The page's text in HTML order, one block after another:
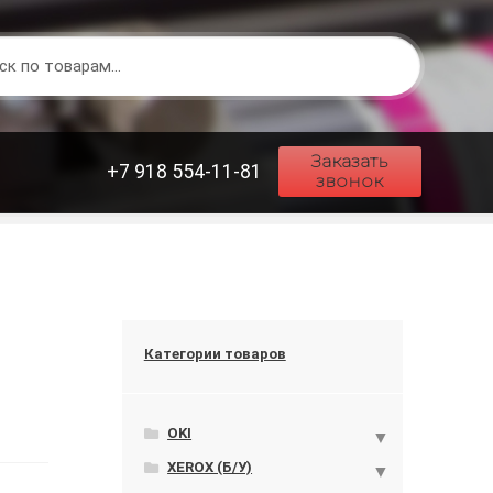
+7 918 554-11-81
Заказать
звонок
Категории товаров
OKI
XEROX (Б/У)